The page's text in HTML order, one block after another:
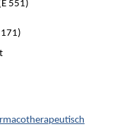
551)
171)